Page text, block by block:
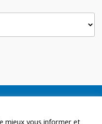
mieux vous informer et